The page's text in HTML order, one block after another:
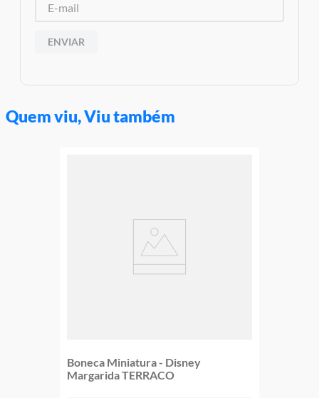
ENVIAR
Quem viu, Viu também
Boneca Miniatura - Disney
Margarida TERRACO